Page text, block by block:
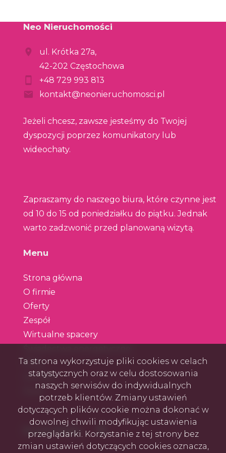
Neo Nieruchomości
ul. Krótka 27a,
42-202 Częstochowa
+48 729 993 813
kontakt@neonieruchomosci.pl
Jeżeli chcesz, zawsze jesteśmy do Twojej
dyspozycji poprzez komunikatory lub
wideochaty.
Zapraszamy do naszego biura, które czynne jest
od 10 do 15 od poniedziałku do piątku. Jednak
warto zadzwonić przed planowaną wizytą.
Menu
Strona główna
O firmie
Oferty
Zespół
Wirtualne spacery
Blog
Kontakt
Rodo
Social Media Facebook
Ta strona wykorzystuje pliki cookies w celach
statystycznych oraz w celu dostosowania
naszych serwisów do indywidualnych
potrzeb klientów. Zmiany ustawień
dotyczących plików cookie można dokonać w
dowolnej chwili modyfikując ustawienia
przeglądarki. Korzystanie z tej strony bez
zmian ustawień dotyczących cookies oznacza,